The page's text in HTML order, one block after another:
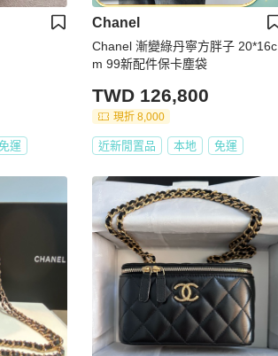
運
Chanel
Chanel 漸變綠丹寧方胖子 20*16c
m 99新配件保卡塵袋
TWD 126,800
現折 8,000
近新閒置品 本地 免運